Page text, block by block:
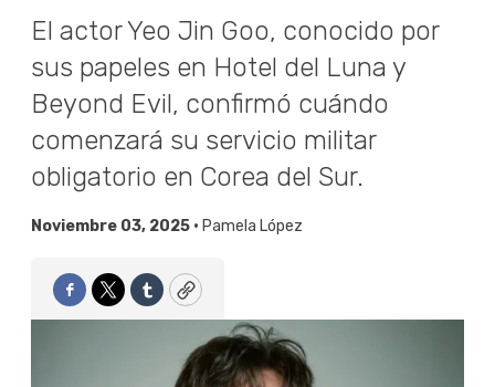
El actor Yeo Jin Goo, conocido por
sus papeles en Hotel del Luna y
Beyond Evil, confirmó cuándo
comenzará su servicio militar
obligatorio en Corea del Sur.
Noviembre 03, 2025 • Pamela López
Facebook
TwitterTumblrCopy